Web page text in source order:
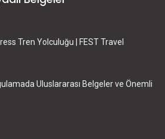
Tren Yolculuğu | FEST Travel
Uluslararası Belgeler ve Önemli